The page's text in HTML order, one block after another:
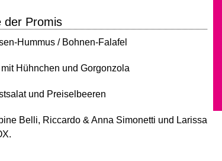
der Promis
Hummus / Bohnen-Falafel
Hühnchen und Gorgonzola
und Preiselbeeren
Belli, Riccardo & Anna Simonetti und Larissa